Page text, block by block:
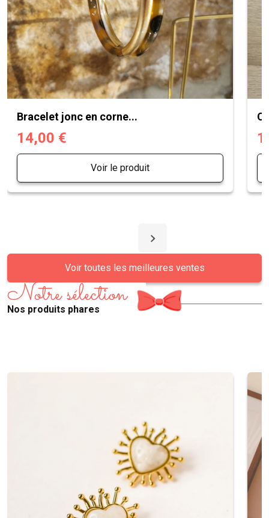
Bracelet jonc en corne...
14,00 €
Voir le produit
Voir toutes les meilleures ventes
Notre sélection
Nos produits phares